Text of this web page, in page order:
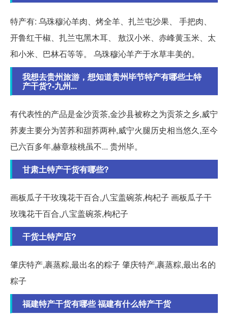
特产有: 乌珠穆沁羊肉、烤全羊、扎兰屯沙果、 手把肉、
开鲁红干椒、扎兰屯黑木耳、 敖汉小米、赤峰黄玉米、太
和小米、巴林石等等。 乌珠穆沁羊产于水草丰美的。
我想去贵州旅游，想知道贵州毕节特产有哪些土特
产干货?-九州...
有代表性的产品是金沙贡茶,金沙县被称之为贡茶之乡,威宁
荞麦主要分为苦荞和甜荞两种,威宁火腿历史相当悠久,至今
已六百多年,赫章核桃虽不... 贵州毕。
甘肃土特产干货有哪些?
画板瓜子干玫瑰花干百合,八宝盖碗茶,枸杞子 画板瓜子干
玫瑰花干百合,八宝盖碗茶,枸杞子
干货土特产店?
肇庆特产,裹蒸粽,最出名的粽子 肇庆特产,裹蒸粽,最出名的
粽子
福建特产干货有哪些 福建有什么特产干货